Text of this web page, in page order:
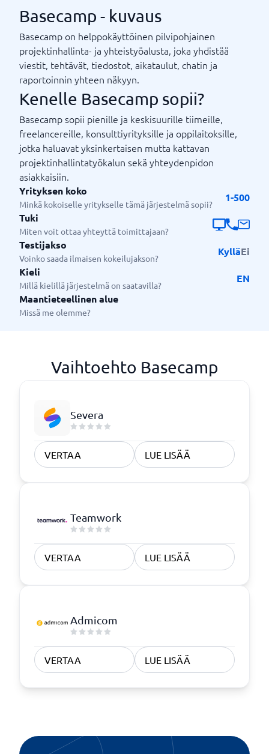
Basecamp - kuvaus
Basecamp on helppokäyttöinen pilvipohjainen
projektinhallinta- ja yhteistyöalusta, joka yhdistää
viestit, tehtävät, tiedostot, aikataulut, chatin ja
raportoinnin yhteen näkyyn.
Kenelle Basecamp sopii?
Basecamp sopii pienille ja keskisuurille tiimeille,
freelancereille, konsulttiyrityksille ja oppilaitoksille,
jotka haluavat yksinkertaisen mutta kattavan
projektinhallintatyökalun sekä yhteydenpidon
asiakkaisiin.
Yrityksen koko
Minkä kokoiselle yritykselle tämä järjestelmä sopii?
1-500
Tuki
Miten voit ottaa yhteyttä toimittajaan?
Testijakso
Voinko saada ilmaisen kokeilujakson?
KylläEi
Kieli
Millä kielillä järjestelmä on saatavilla?
EN
Maantieteellinen alue
Missä me olemme?
Vaihtoehto Basecamp
Severa
VERTAA LUE LISÄÄ
Teamwork
VERTAA LUE LISÄÄ
Admicom
VERTAA LUE LISÄÄ